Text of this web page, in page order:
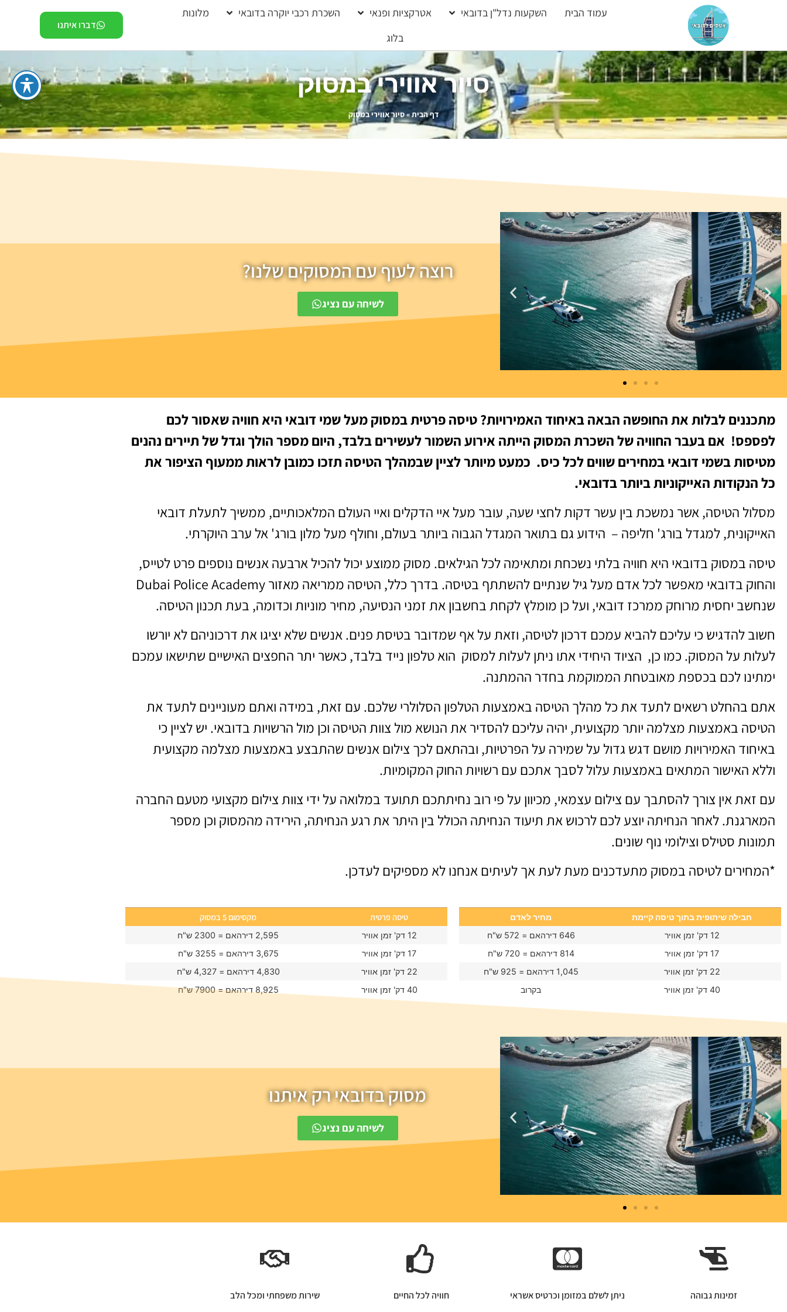
עמוד הבית השקעות נדל"ן בדובאי אטרקציות ופנאי השכרת רכבי יוקרה בדובאי
מלונות
בלוג
דברו איתנו
סיור אווירי במסוק
דף הבית»סיור אווירי במסוק
רוצה לעוף עם המסוקים שלנו?
לשיחה עם נציג
מתכננים לבלות את החופשה הבאה באיחוד האמירויות? טיסה פרטית במסוק מעל שמי דובאי היא חוויה שאסור לכם
לפספס! אם בעבר החוויה של השכרת המסוק הייתה אירוע השמור לעשירים בלבד, היום מספר הולך וגדל של תיירים נהנים
מטיסות בשמי דובאי במחירים שווים לכל כיס. כמעט מיותר לציין שבמהלך הטיסה תזכו כמובן לראות ממעוף הציפור את
כל הנקודות האייקוניות ביותר בדובאי.
מסלול הטיסה, אשר נמשכת בין עשר דקות לחצי שעה, עובר מעל איי הדקלים ואיי העולם המלאכותיים, ממשיך לתעלת דובאי
האייקונית, למגדל בורג' חליפה – הידוע גם בתואר המגדל הגבוה ביותר בעולם, וחולף מעל מלון בורג' אל ערב היוקרתי.
טיסה במסוק בדובאי היא חוויה בלתי נשכחת ומתאימה לכל הגילאים. מסוק ממוצע יכול להכיל ארבעה אנשים נוספים פרט לטייס,
והחוק בדובאי מאפשר לכל אדם מעל גיל שנתיים להשתתף בטיסה. בדרך כלל, הטיסה ממריאה מאזור Dubai Police Academy
שנחשב יחסית מרוחק ממרכז דובאי, ועל כן מומלץ לקחת בחשבון את זמני הנסיעה, מחיר מוניות וכדומה, בעת תכנון הטיסה.
חשוב להדגיש כי עליכם להביא עמכם דרכון לטיסה, וזאת על אף שמדובר בטיסת פנים. אנשים שלא יציגו את דרכוניהם לא יורשו
לעלות על המסוק. כמו כן, הציוד היחידי אתו ניתן לעלות למסוק הוא טלפון נייד בלבד, כאשר יתר החפצים האישיים שתישאו עמכם
ימתינו לכם בכספת מאובטחת הממוקמת בחדר ההמתנה.
אתם בהחלט רשאים לתעד את כל מהלך הטיסה באמצעות הטלפון הסלולרי שלכם. עם זאת, במידה ואתם מעוניינים לתעד את
הטיסה באמצעות מצלמה יותר מקצועית, יהיה עליכם להסדיר את הנושא מול צוות הטיסה וכן מול הרשויות בדובאי. יש לציין כי
באיחוד האמירויות מושם דגש גדול על שמירה על הפרטיות, ובהתאם לכך צילום אנשים שהתבצע באמצעות מצלמה מקצועית
וללא האישור המתאים באמצעות עלול לסבך אתכם עם רשויות החוק המקומיות.
עם זאת אין צורך להסתבך עם צילום עצמאי, מכיוון על פי רוב נחיתתכם תתועד במלואה על ידי צוות צילום מקצועי מטעם החברה
המארגנת. לאחר הנחיתה יוצע לכם לרכוש את תיעוד הנחיתה הכולל בין היתר את רגע הנחיתה, הירידה מהמסוק וכן מספר
תמונות סטילס וצילומי נוף שונים.
*המחירים לטיסה במסוק מתעדכנים מעת לעת אך לעיתים אנחנו לא מספיקים לעדכן.
חבילה שיתופית בתוך טיסה קיימת
מחיר לאדם
12 דק' זמן אוויר
646 דירהאם = 572 ש"ח
17 דק' זמן אוויר
814 דירהאם = 720 ש"ח
22 דק' זמן אוויר
1,045 דירהאם = 925 ש"ח
40 דק' זמן אוויר
בקרוב
טיסה פרטית מקסימום 5 במסוק
12 דק' זמן אוויר
2,595 דירהאם = 2300 ש"ח
17 דק' זמן אוויר
3,675 דירהאם = 3255 ש"ח
22 דק' זמן אוויר
4,830 דירהאם = 4,327 ש"ח
40 דק' זמן אוויר
8,925 דירהאם = 7900 ש"ח
מסוק בדובאי רק איתנו
לשיחה עם נציג
זמינות גבוהה ניתן לשלם במזומן וכרטיס אשראי חוויה לכל החיים שירות משפחתי ומכל הלב